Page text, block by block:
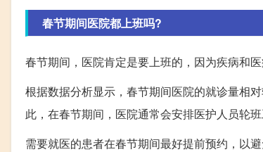
春节期间医院都上班吗?
春节期间，医院肯定是要上班的，因为疾病和
根据数据分析显示，春节期间医院的就诊量相
此，在春节期间，医院通常会安排医护人员轮
需要就医的患者在春节期间最好提前预约，以